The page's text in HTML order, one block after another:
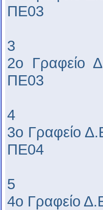
ΠΕ03
3
2ο Γραφείο
ΠΕ03
4
3ο Γραφείο
ΠΕ04
5
4ο Γραφείο